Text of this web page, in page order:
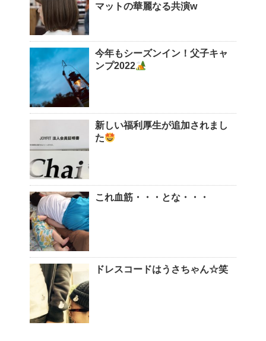
マットの華麗なる共演w
今年もシーズンイン！父子キャ
ンプ2022
新しい福利厚生が追加されまし
た
これ血筋・・・とな・・・
ドレスコードはうさちゃん☆笑